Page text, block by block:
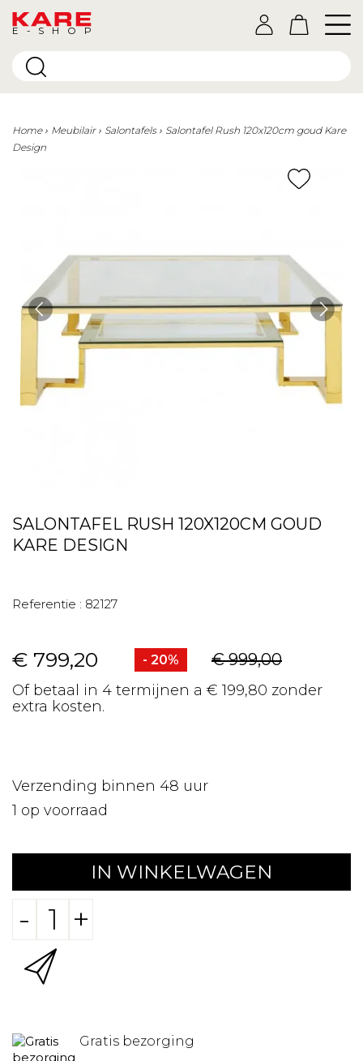
E-SHOP
Home Meubilair Salontafels
Salontafel Rush 120x120cm goud Kare
Design
SALONTAFEL RUSH 120X120CM GOUD
KARE DESIGN
Referentie : 82127
€ 799,20 - 20% € 999,00
Of betaal in 4 termijnen a € 199,80 zonder
extra kosten.
Verzending binnen 48 uur
1 op voorraad
IN WINKELWAGEN
- +
Gratis bezorging